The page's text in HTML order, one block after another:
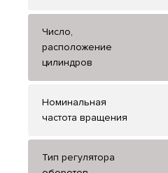
Число,
расположение
цилиндров
Номинальная
частота вращения
Тип регулятора